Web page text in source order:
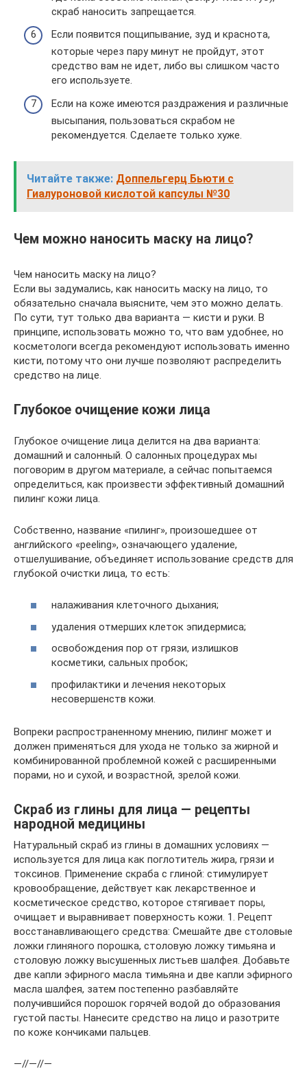
скраб наносить запрещается.
Если появится пощипывание, зуд и краснота,
которые через пару минут не пройдут, этот
средство вам не идет, либо вы слишком часто
его используете.
Если на коже имеются раздражения и различные
высыпания, пользоваться скрабом не
рекомендуется. Сделаете только хуже.
Читайте также: Доппельгерц Бьюти с
Гиалуроновой кислотой капсулы №30
Чем можно наносить маску на лицо?
Чем наносить маску на лицо?
Если вы задумались, как наносить маску на лицо, то
обязательно сначала выясните, чем это можно делать.
По сути, тут только два варианта — кисти и руки. В
принципе, использовать можно то, что вам удобнее, но
косметологи всегда рекомендуют использовать именно
кисти, потому что они лучше позволяют распределить
средство на лице.
Глубокое очищение кожи лица
Глубокое очищение лица делится на два варианта:
домашний и салонный. О салонных процедурах мы
поговорим в другом материале, а сейчас попытаемся
определиться, как произвести эффективный домашний
пилинг кожи лица.
Собственно, название «пилинг», произошедшее от
английского «peeling», означающего удаление,
отшелушивание, объединяет использование средств для
глубокой очистки лица, то есть:
налаживания клеточного дыхания;
удаления отмерших клеток эпидермиса;
освобождения пор от грязи, излишков
косметики, сальных пробок;
профилактики и лечения некоторых
несовершенств кожи.
Вопреки распространенному мнению, пилинг может и
должен применяться для ухода не только за жирной и
комбинированной проблемной кожей с расширенными
порами, но и сухой, и возрастной, зрелой кожи.
Скраб из глины для лица — рецепты
народной медицины
Натуральный скраб из глины в домашних условиях —
используется для лица как поглотитель жира, грязи и
токсинов. Применение скраба с глиной: стимулирует
кровообращение, действует как лекарственное и
косметическое средство, которое стягивает поры,
очищает и выравнивает поверхность кожи. 1. Рецепт
восстанавливающего средства: Смешайте две столовые
ложки глиняного порошка, столовую ложку тимьяна и
столовую ложку высушенных листьев шалфея. Добавьте
две капли эфирного масла тимьяна и две капли эфирного
масла шалфея, затем постепенно разбавляйте
получившийся порошок горячей водой до образования
густой пасты. Нанесите средство на лицо и разотрите
по коже кончиками пальцев.
—//—//—